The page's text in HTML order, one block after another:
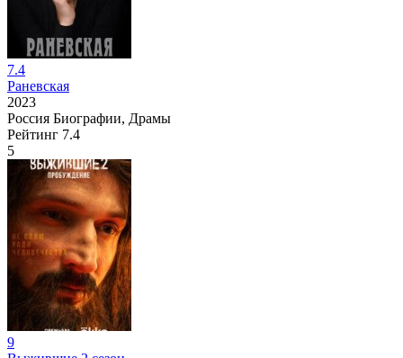
7.4
Раневская
2023
Россия Биографии, Драмы
Рейтинг 7.4
5
9